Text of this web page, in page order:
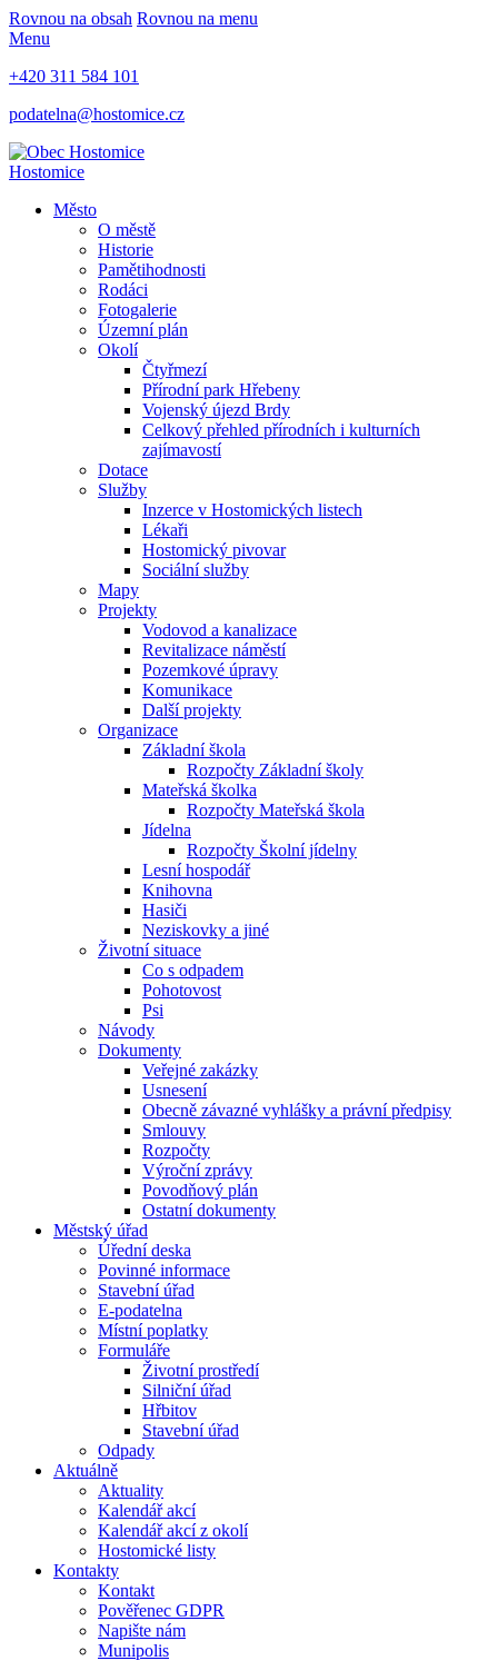
Rovnou na obsah Rovnou na menu
Menu
+420 311 584 101
podatelna@hostomice.cz
Hostomice
Město
O městě
Historie
Pamětihodnosti
Rodáci
Fotogalerie
Územní plán
Okolí
Čtyřmezí
Přírodní park Hřebeny
Vojenský újezd Brdy
Celkový přehled přírodních i kulturních
zajímavostí
Dotace
Služby
Inzerce v Hostomických listech
Lékaři
Hostomický pivovar
Sociální služby
Mapy
Projekty
Vodovod a kanalizace
Revitalizace náměstí
Pozemkové úpravy
Komunikace
Další projekty
Organizace
Základní škola
Rozpočty Základní školy
Mateřská školka
Rozpočty Mateřská škola
Jídelna
Rozpočty Školní jídelny
Lesní hospodář
Knihovna
Hasiči
Neziskovky a jiné
Životní situace
Co s odpadem
Pohotovost
Psi
Návody
Dokumenty
Veřejné zakázky
Usnesení
Obecně závazné vyhlášky a právní předpisy
Smlouvy
Rozpočty
Výroční zprávy
Povodňový plán
Ostatní dokumenty
Městský úřad
Úřední deska
Povinné informace
Stavební úřad
E-podatelna
Místní poplatky
Formuláře
Životní prostředí
Silniční úřad
Hřbitov
Stavební úřad
Odpady
Aktuálně
Aktuality
Kalendář akcí
Kalendář akcí z okolí
Hostomické listy
Kontakty
Kontakt
Pověřenec GDPR
Napište nám
Munipolis